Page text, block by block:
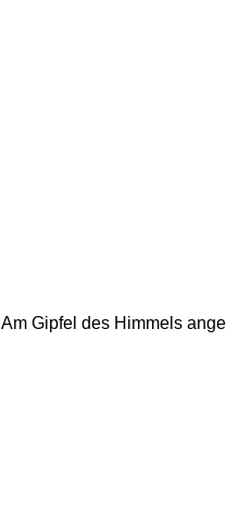
Am Gipfel des Himmels